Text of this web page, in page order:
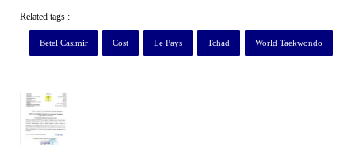
Related tags :
Betel Casimir Cost Le Pays Tchad World Taekwondo